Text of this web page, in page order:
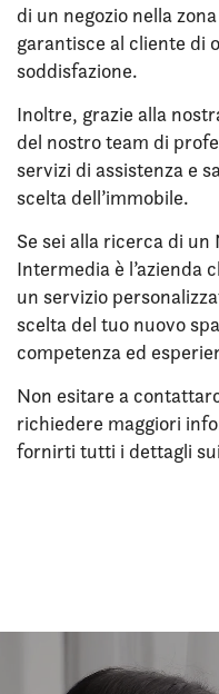
di un negozio nella
garantisce al cliente di
soddisfazione.
Inoltre, grazie alla
del nostro team di
servizi di assistenza e
scelta dell’immobile.
Se sei alla ricerca di un
Intermedia è l’azienda
un servizio
scelta del tuo nuovo
competenza ed
Non esitare a
richiedere maggiori
fornirti tutti i dettagli